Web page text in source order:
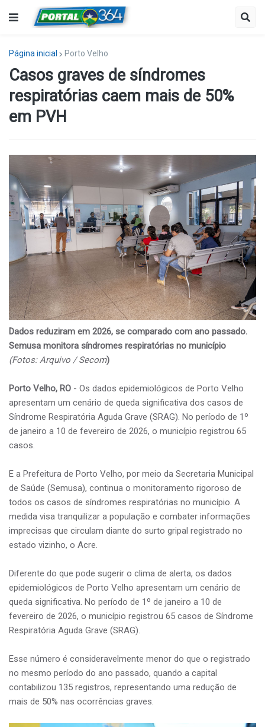
Página inicial Porto Velho
Casos graves de síndromes
respiratórias caem mais de 50%
em PVH
Dados reduziram em 2026, se comparado com ano passado.
Semusa monitora síndromes respiratórias no município
(Fotos: Arquivo / Secom)
Porto Velho, RO - Os dados epidemiológicos de Porto Velho
apresentam um cenário de queda significativa dos casos de
Síndrome Respiratória Aguda Grave (SRAG). No período de 1º
de janeiro a 10 de fevereiro de 2026, o município registrou 65
casos.
E a Prefeitura de Porto Velho, por meio da Secretaria Municipal
de Saúde (Semusa), continua o monitoramento rigoroso de
todos os casos de síndromes respiratórias no município. A
medida visa tranquilizar a população e combater informações
imprecisas que circulam diante do surto gripal registrado no
estado vizinho, o Acre.
Diferente do que pode sugerir o clima de alerta, os dados
epidemiológicos de Porto Velho apresentam um cenário de
queda significativa. No período de 1º de janeiro a 10 de
fevereiro de 2026, o município registrou 65 casos de Síndrome
Respiratória Aguda Grave (SRAG).
Esse número é consideravelmente menor do que o registrado
no mesmo período do ano passado, quando a capital
contabilizou 135 registros, representando uma redução de
mais de 50% nas ocorrências graves.